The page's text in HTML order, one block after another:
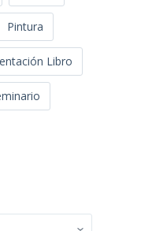
Pintura
Libro